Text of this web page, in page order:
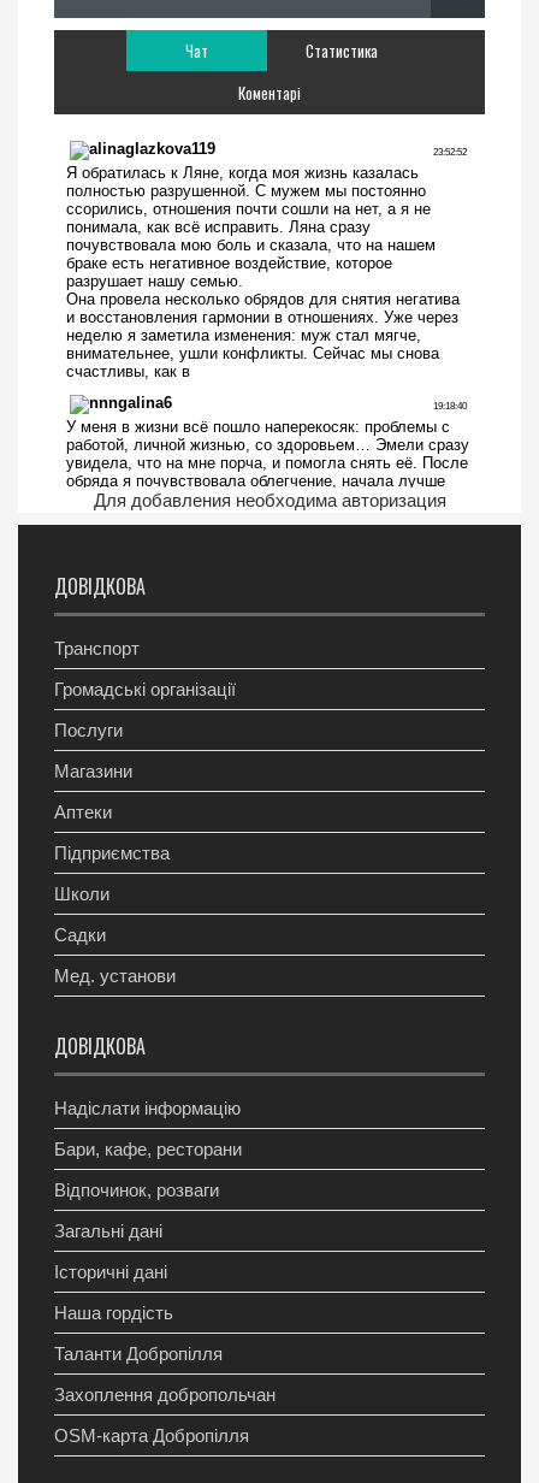
Чат
Статистика
Коментарі
Для добавления необходима авторизация
ДОВІДКОВА
Транспорт
Громадські організації
Послуги
Магазини
Аптеки
Підприємства
Школи
Садки
Мед. установи
ДОВІДКОВА
Надіслати інформацію
Бари, кафе, ресторани
Відпочинок, розваги
Загальні дані
Історичні дані
Наша гордість
Таланти Добропілля
Захоплення добропольчан
OSM-карта Добропілля